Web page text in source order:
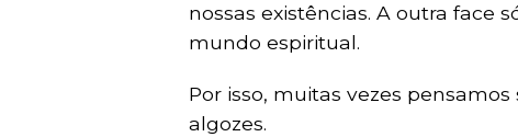
nossas existências. A outra face
mundo espiritual.
Por isso, muitas vezes
algozes.